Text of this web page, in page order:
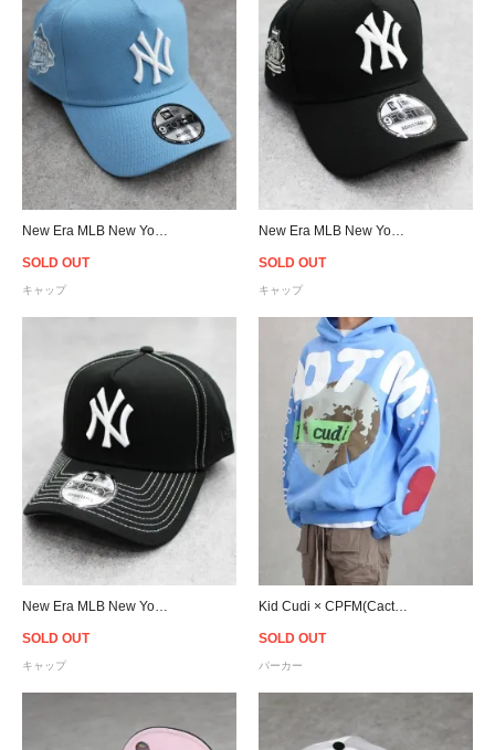
SOLD OUT
キャップ
SOLD OUT
キャップ
SOLD OUT
キャップ
Kid Cudi × CPFM(Cactus Plant Flea Market) For Motm Ⅲ "LIFE GOES BY" Hoodie- Light Blue
SOLD OUT
パーカー